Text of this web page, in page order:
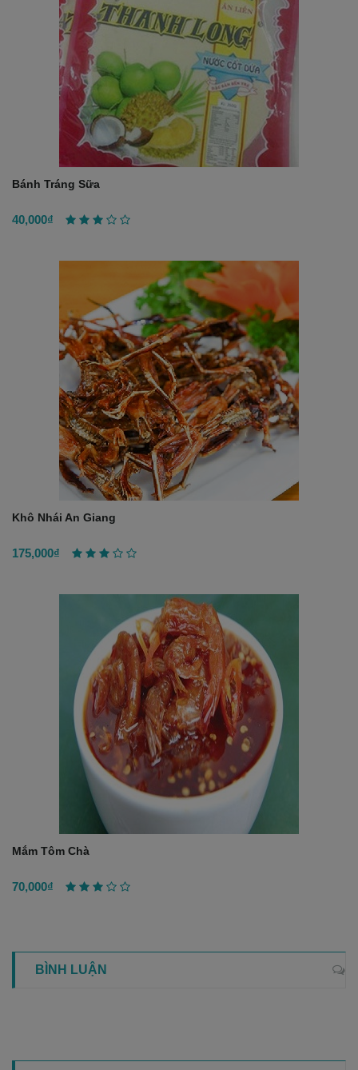
Bánh Tráng Sữa
40,000₫
Khô Nhái An Giang
175,000₫
Mắm Tôm Chà
70,000₫
BÌNH LUẬN